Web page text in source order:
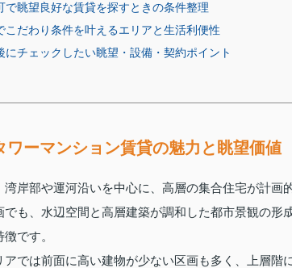
で眺望良好な賃貸を探すときの条件整理
こだわり条件を叶えるエリアと生活利便性
にチェックしたい眺望・設備・契約ポイント
ワーマンション賃貸の魅力と眺望価値
湾岸部や運河沿いを中心に、高層の集合住宅が計画
でも、水辺空間と高層建築が調和した都市景観の
です。
アでは前面に高い建物が少ない区画も多く、上層